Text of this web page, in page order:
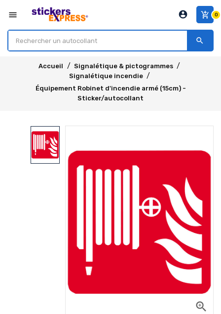
menu add_shopping_cart 0
account_circle
search
Accueil
Signalétique & pictogrammes
Signalétique incendie
Équipement Robinet d'incendie armé (15cm) -
Sticker/autocollant
zoom_in